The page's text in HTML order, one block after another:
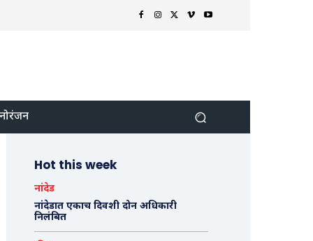
Hot this week
नांदेड
नांदेडात एकाच दिवशी दोन अधिकारी
निलंबित